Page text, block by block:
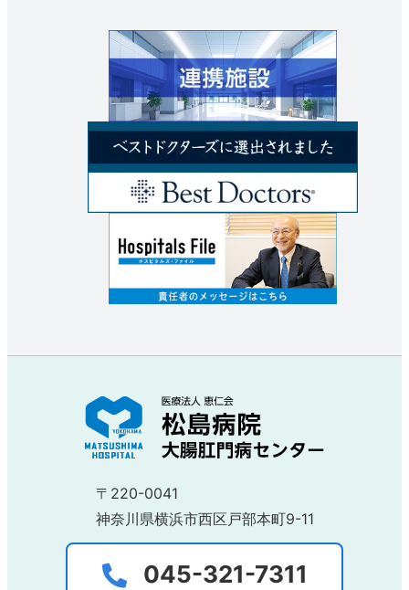
〒220-0041
神奈川県横浜市西区戸部本町9-11
045-321-7311